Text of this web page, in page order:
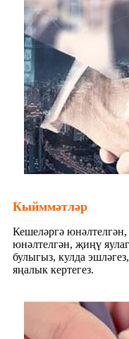
Кыйммәтләр
Кешеләргә
юнәлтелгән, җиңү
булыгыз, кулда
яңалык кертегез.